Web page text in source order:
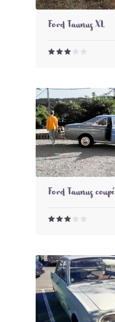
Ford Taunus XL
Ford Taunus coupé